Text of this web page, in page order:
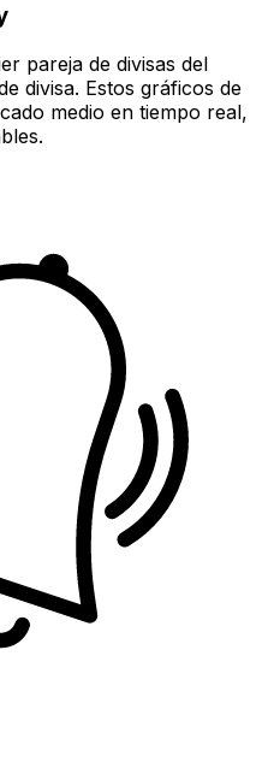
pareja de divisas del
divisa. Estos gráficos de
medio en tiempo real,